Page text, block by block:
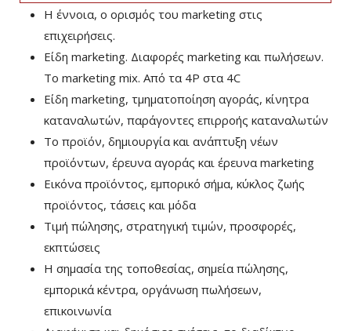
Η έννοια, ο ορισμός του marketing στις
επιχειρήσεις.
Είδη marketing. Διαφορές marketing και πωλήσεων.
Το marketing mix. Από τα 4P στα 4C
Είδη marketing, τμηματοποίηση αγοράς, κίνητρα
καταναλωτών, παράγοντες επιρροής καταναλωτών
Το προϊόν, δημιουργία και ανάπτυξη νέων
προϊόντων, έρευνα αγοράς και έρευνα marketing
Εικόνα προϊόντος, εμπορικό σήμα, κύκλος ζωής
προϊόντος, τάσεις και μόδα
Τιμή πώλησης, στρατηγική τιμών, προσφορές,
εκπτώσεις
Η σημασία της τοποθεσίας, σημεία πώλησης,
εμπορικά κέντρα, οργάνωση πωλήσεων,
επικοινωνία